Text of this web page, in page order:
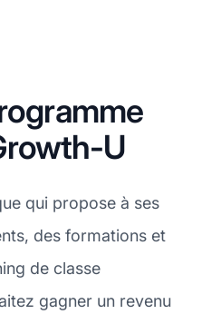
U
qui propose à ses
des formations et
de classe
gagner un revenu